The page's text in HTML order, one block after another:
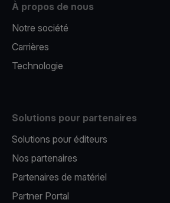
À propos de nous
Notre société
Carrières
Technologie
Solutions pour partenaires
Solutions pour éditeurs​
Nos partenaires​
Partenaires de matériel
Partner Portal